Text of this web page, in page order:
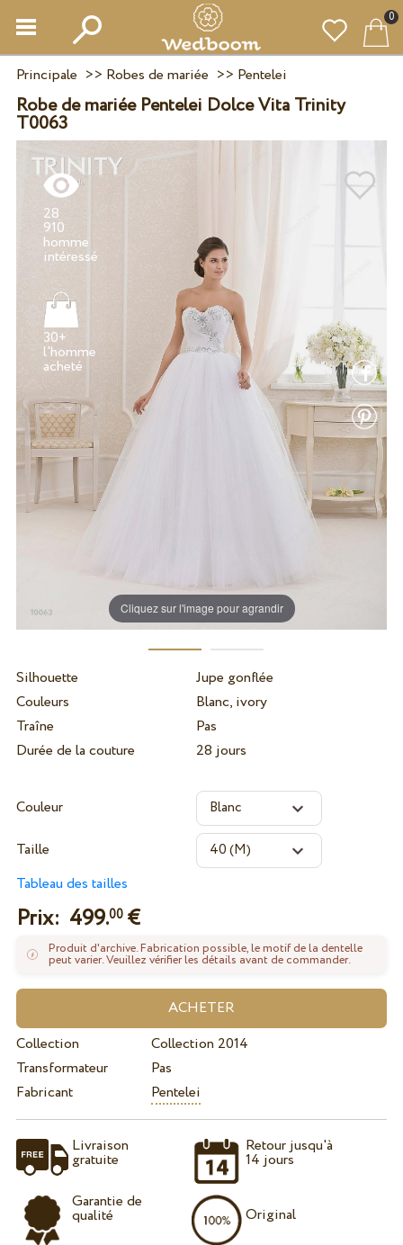
0
Principale >> Robes de mariée >> Pentelei
Robe de mariée Pentelei Dolce Vita Trinity
T0063
Cliquez sur l'image pour agrandir
28
910
homme
30+
l'homme
Silhouette
Jupe gonflée
Couleurs
Blanc, ivory
Traîne
Pas
Durée de la couture
28 jours
Couleur
Taille
Tableau des tailles
Prix: 499.00€
Produit d'archive. Fabrication possible, le motif de la dentelle
peut varier. Veuillez vérifier les détails avant de commander.
Collection
Collection 2014
Transformateur
Pas
Fabricant
Pentelei
Livraison
gratuite
Garantie de
qualité
Retour jusqu'à
14 jours
Original